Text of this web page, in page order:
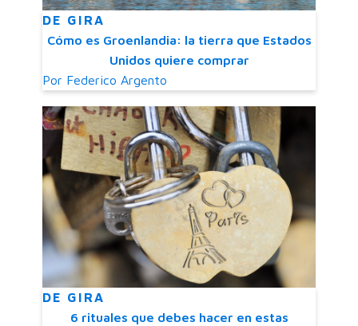
DE GIRA
Cómo es Groenlandia: la tierra que Estados
Unidos quiere comprar
Por Federico Argento
DE GIRA
6 rituales que debes hacer en estas